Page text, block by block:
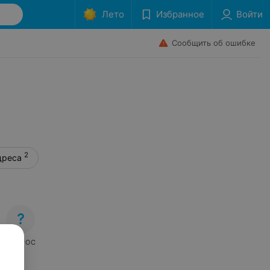
Лето Избранное Войти
Сообщить об ошибке
2
ВОПРОС